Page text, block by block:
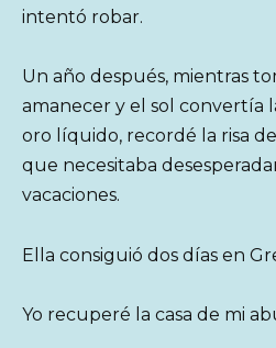
intentó robar.
Un año después, mientras
amanecer y el sol convertía
oro líquido, recordé la risa
que necesitaba
vacaciones.
Ella consiguió dos días en
Yo recuperé la casa de mi